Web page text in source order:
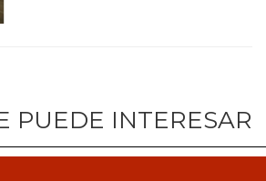
PUEDE INTERESAR